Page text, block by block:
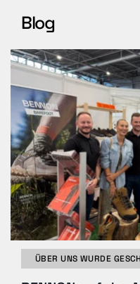
Blog
ÜBER UNS WURDE